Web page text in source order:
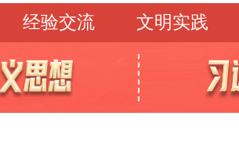
经验交流 文明实践
强党 党建论坛 工作
明理 经典常读 文化